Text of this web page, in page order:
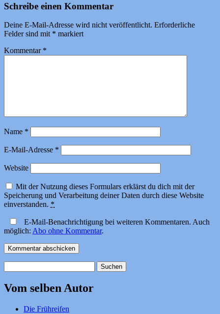
Schreibe einen Kommentar
Deine E-Mail-Adresse wird nicht veröffentlicht. Erforderliche
Felder sind mit * markiert
Kommentar *
Name *
E-Mail-Adresse *
Website
Mit der Nutzung dieses Formulars erklärst du dich mit der
Speicherung und Verarbeitung deiner Daten durch diese Website
einverstanden. *
E-Mail-Benachrichtigung bei weiteren Kommentaren. Auch
möglich: Abo ohne Kommentar.
nach:
Vom selben Autor
Die Frühreifen